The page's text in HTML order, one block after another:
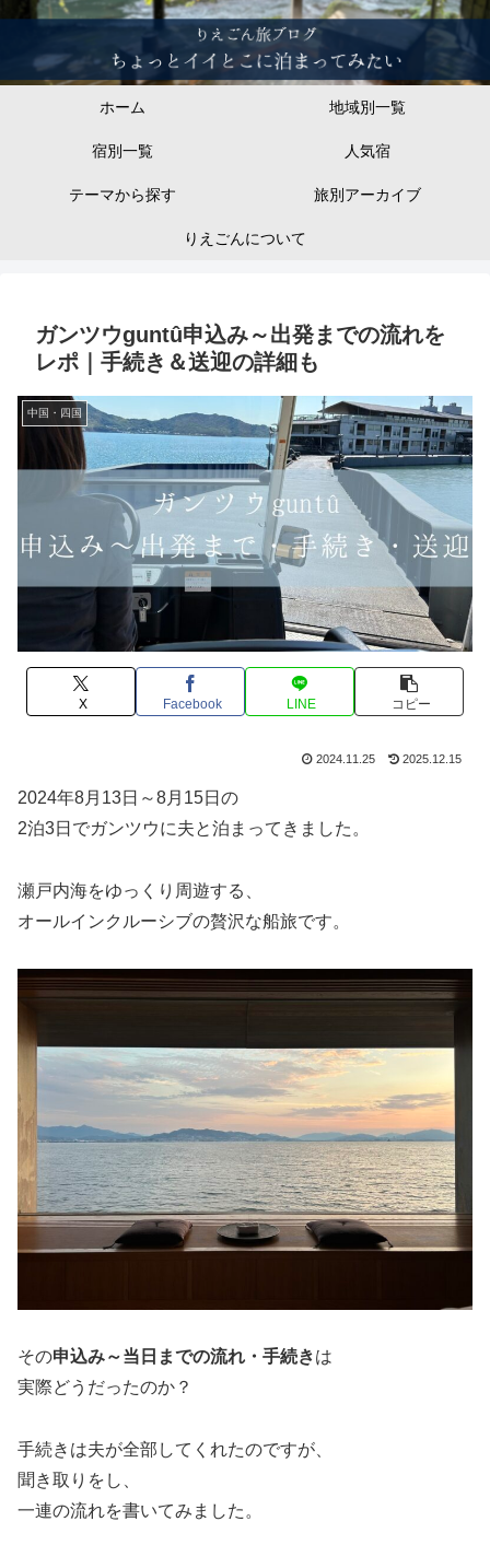
ホーム 地域別一覧
宿別一覧 人気宿
テーマから探す 旅別アーカイブ
りえごんについて
ガンツウguntû申込み～出発までの流れを
レポ｜手続き＆送迎の詳細も
中国・四国
X Facebook LINE コピー
2024.11.25 2025.12.15
2024年8月13日～8月15日の
2泊3日でガンツウに夫と泊まってきました。
瀬戸内海をゆっくり周遊する、
オールインクルーシブの贅沢な船旅です。
その申込み～当日までの流れ・手続きは
実際どうだったのか？
手続きは夫が全部してくれたのですが、
聞き取りをし、
一連の流れを書いてみました。